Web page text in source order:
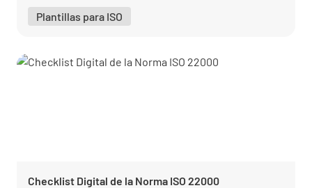
Plantillas para ISO
Checklist Digital de la Norma ISO 22000